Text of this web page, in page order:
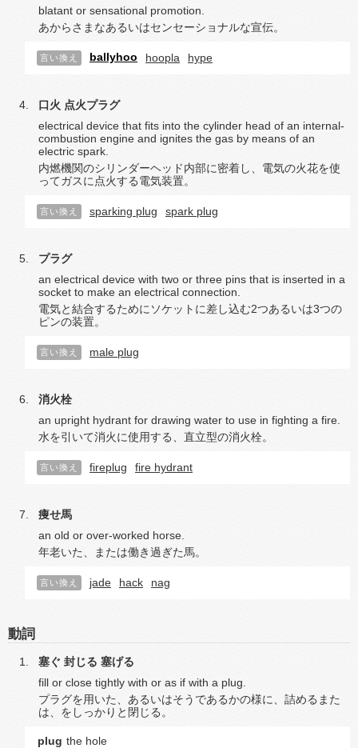
blatant or sensational promotion.
あからさまなあるいはセンセーショナルな宣伝。
言い換え ballyhoo hoopla hype
口火 点火プラグ
electrical device that fits into the cylinder head of an internal-
combustion engine and ignites the gas by means of an
electric spark.
内燃機関のシリンダーヘッド内部に密着し、電気の火花を使
ってガスに点火する電気装置。
言い換え sparking plug spark plug
プラグ
an electrical device with two or three pins that is inserted in a
socket to make an electrical connection.
電気と結合するためにソケットに差し込む2つあるいは3つの
ピンの装置。
言い換え male plug
消火栓
an upright hydrant for drawing water to use in fighting a fire.
水を引いて消火に使用する、直立型の消火栓。
言い換え fireplug fire hydrant
痩せ馬
an old or over-worked horse.
年老いた、または働き過ぎた馬。
言い換え jade hack nag
動詞
塞ぐ 封じる 塞げる
fill or close tightly with or as if with a plug.
プラグを用いた、あるいはそうであるかの様に、詰めるまた
は、をしっかりと閉じる。
plug the hole